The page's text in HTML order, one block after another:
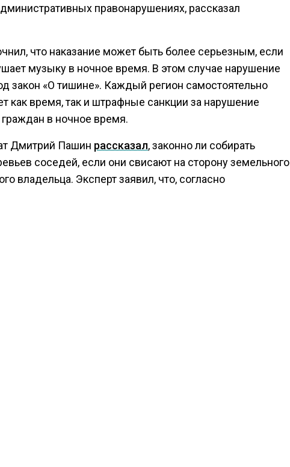
правонарушениях, рассказал
что наказание может быть более серьезным, если
музыку в ночное время. В этом случае нарушение
закон «О тишине». Каждый регион самостоятельно
как время, так и штрафные санкции за нарушение
в ночное время.
Дмитрий Пашин рассказал, законно ли собирать
соседей, если они свисают на сторону земельного
владельца. Эксперт заявил, что, согласно